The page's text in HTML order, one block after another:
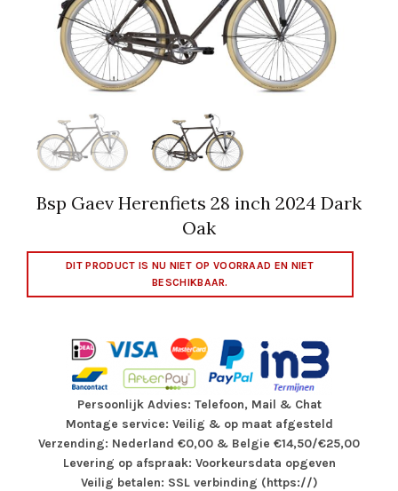
Bsp Gaev Herenfiets 28 inch 2024 Dark
Oak
DIT PRODUCT IS NU NIET OP VOORRAAD EN NIET
BESCHIKBAAR.
Persoonlijk Advies: Telefoon, Mail & Chat
Montage service: Veilig & op maat afgesteld
Verzending: Nederland €0,00 & Belgie €14,50/€25,00
Levering op afspraak: Voorkeursdata opgeven
Veilig betalen: SSL verbinding (https://)